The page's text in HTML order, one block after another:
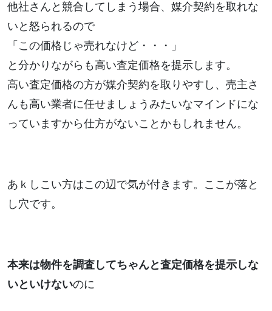
他社さんと競合してしまう場合、媒介契約を取れな
いと怒られるので
「この価格じゃ売れなけど・・・」
と分かりながらも高い査定価格を提示します。
高い査定価格の方が媒介契約を取りやすし、売主さ
んも高い業者に任せましょうみたいなマインドにな
っていますから仕方がないことかもしれません。
あｋしこい方はこの辺で気が付きます。ここが落と
し穴です。
本来は物件を調査してちゃんと査定価格を提示しな
いといけないのに